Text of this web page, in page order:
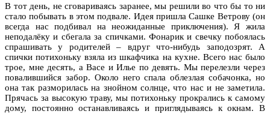
В тот день, не сговариваясь заранее, мы решили во что бы то ни
стало побывать в этом подвале. Идея пришла Сашке Ветрову (он
всегда нас подбивал на неожиданные приключения). Я жила
неподалёку и сбегала за спичками. Фонарик и свечку побоялась
спрашивать у родителей – вдруг что-нибудь заподозрят. А
спички потихоньку взяла из шкафчика на кухне. Всего нас было
трое, мне десять, а Васе и Илье по девять. Мы перелезли через
повалившийся забор. Около него спала облезлая собачонка, но
она так разморилась на знойном солнце, что нас и не заметила.
Прячась за высокую траву, мы потихоньку прокрались к самому
дому, постоянно останавливаясь и приглядываясь к окнам. В